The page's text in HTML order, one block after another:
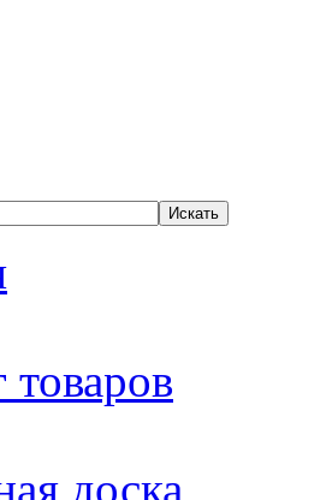
товаров
доска